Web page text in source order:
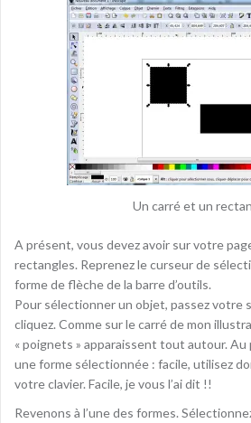
Un carré et un
A présent, vous devez avoir sur votre
rectangles. Reprenez le curseur de
forme de flèche de la barre d’outils.
Pour sélectionner un objet, passez votre
cliquez. Comme sur le carré de mon
« poignets » apparaissent tout autour. Au
une forme sélectionnée : facile, utilisez
votre clavier. Facile, je vous l’ai dit !!
Revenons à l’une des formes.